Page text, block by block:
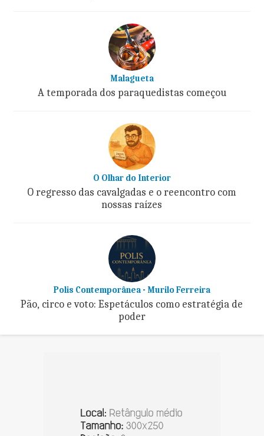
Malagueta
A temporada dos paraquedistas começou
O Olhar do Interior
O regresso das cavalgadas e o reencontro com
nossas raízes
Polis Contemporânea - Murilo Ferreira
Pão, circo e voto: Espetáculos como estratégia de
poder